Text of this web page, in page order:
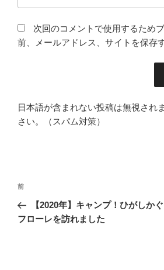
次回のコメントで使用するため
前、メールアドレス、サイトを保存す
日本語が含まれない投稿は無視され
さい。（スパム対策）
投
ナ
前
の
投
前
【2020年】キャンプ！ひがしか
フローレを訪れました